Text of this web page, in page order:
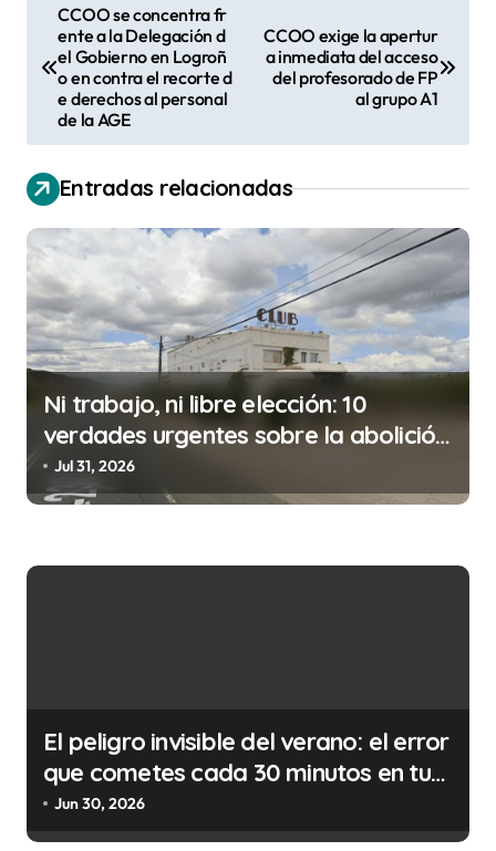
g
a
c
i
ó
n
d
e
n
CCOO se concentra fr
ente a la Delegación d
el Gobierno en Logroñ
o en contra el recorte d
e derechos al personal
de la AGE
CCOO exige la apertur
a inmediata del acceso
del profesorado de FP
al grupo A1
Entradas relacionadas
Ni trabajo, ni libre elección: 10
verdades urgentes sobre la abolición
de la prostitución
Jul 31, 2026
El peligro invisible del verano: el error
que cometes cada 30 minutos en tu
trabajo (y la ilegalidad que te puede
costar la vida)
Jun 30, 2026